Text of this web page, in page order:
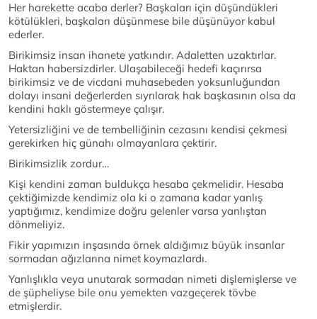
Her harekette acaba derler? Başkaları için düşündükleri
kötülükleri, başkaları düşünmese bile düşünüyor kabul
ederler.
Birikimsiz insan ihanete yatkındır. Adaletten uzaktırlar.
Haktan habersizdirler. Ulaşabileceği hedefi kaçırırsa
birikimsiz ve de vicdani muhasebeden yoksunluğundan
dolayı insani değerlerden sıyrılarak hak başkasının olsa da
kendini haklı göstermeye çalışır.
Yetersizliğini ve de tembelliğinin cezasını kendisi çekmesi
gerekirken hiç günahı olmayanlara çektirir.
Birikimsizlik zordur…
Kişi kendini zaman buldukça hesaba çekmelidir. Hesaba
çektiğimizde kendimiz ola ki o zamana kadar yanlış
yaptığımız, kendimize doğru gelenler varsa yanlıştan
dönmeliyiz.
Fikir yapımızın inşasında örnek aldığımız büyük insanlar
sormadan ağızlarına nimet koymazlardı.
Yanlışlıkla veya unutarak sormadan nimeti dişlemişlerse ve
de şüpheliyse bile onu yemekten vazgeçerek tövbe
etmişlerdir.